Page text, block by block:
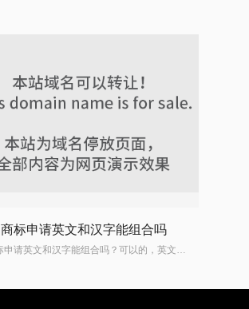
商标申请英文和汉字能组合吗
商标申请英文和汉字能组合吗？可以的，英文和汉字是能组合到一起进行商标申请的。商标可以是英文，可以是汉字，可以是图片，也可以是其组合。 英文和中文可以组合一起申请的，组合申请以后，使用时，只能组合使用，不能单独分开。如果分开使用，将不具备保护作用。 当然，商标英文和中文也可以单独分